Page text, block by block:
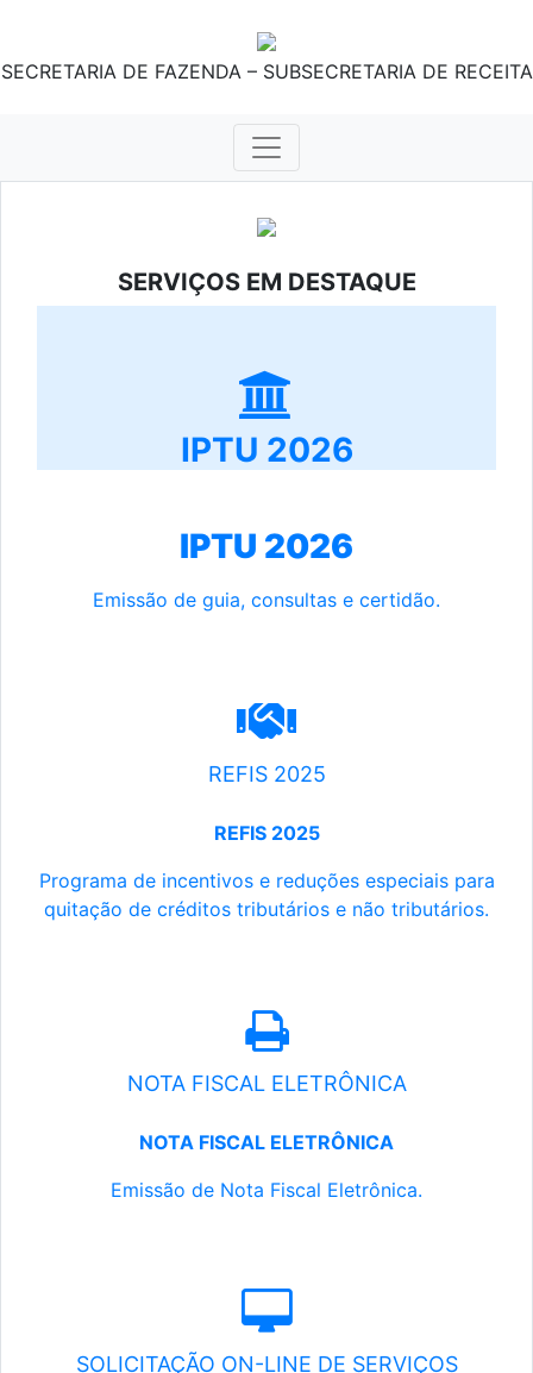
SECRETARIA DE FAZENDA – SUBSECRETARIA DE RECEITA
SERVIÇOS EM DESTAQUE
IPTU 2026
IPTU 2026
Emissão de guia, consultas e certidão.
REFIS 2025
REFIS 2025
Programa de incentivos e reduções especiais para
quitação de créditos tributários e não tributários.
NOTA FISCAL ELETRÔNICA
NOTA FISCAL ELETRÔNICA
Emissão de Nota Fiscal Eletrônica.
SOLICITAÇÃO ON-LINE DE SERVIÇOS